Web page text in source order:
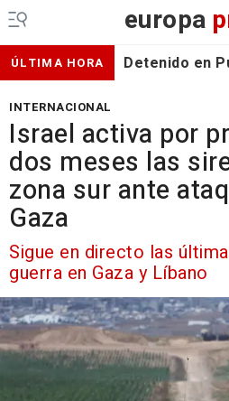
europa
ÚLTIMA HORA Detenido en
INTERNACIONAL
Israel activa por
dos meses las
zona sur ante
Gaza
Sigue en directo las
guerra en Gaza y Líbano